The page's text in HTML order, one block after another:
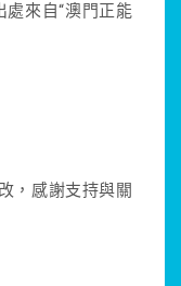
處來自“澳門正能
，感謝支持與關